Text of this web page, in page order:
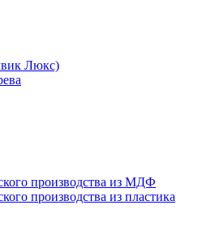
Люкс)
производства из МДФ
производства из пластика